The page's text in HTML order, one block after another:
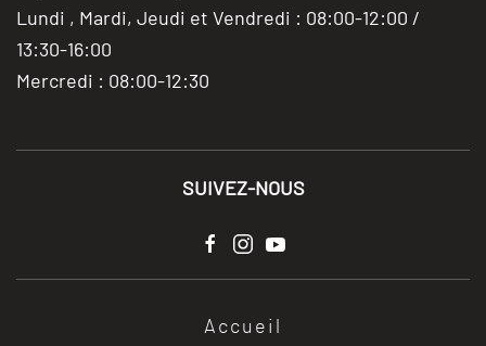
Lundi , Mardi, Jeudi et Vendredi : 08:00-12:00 /
13:30-16:00
Mercredi : 08:00-12:30
SUIVEZ-NOUS
Accueil